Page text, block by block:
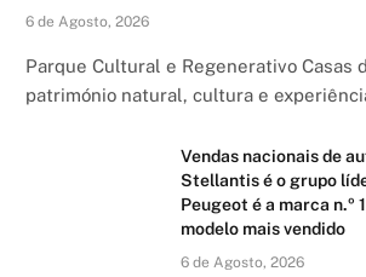
6 de Agosto, 2026
Parque Cultural e Regenerativo Casas
património natural, cultura e
Vendas nacionais de
Stellantis é o grupo
Peugeot é a marca n.º
modelo mais vendido
6 de Agosto, 2026